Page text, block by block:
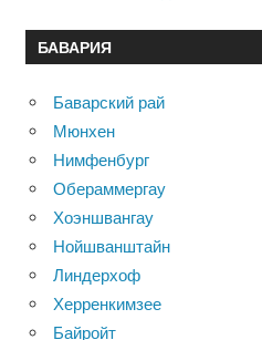
БАВАРИЯ
Баварский рай
Мюнхен
Нимфенбург
Обераммергау
Хоэншвангау
Нойшванштайн
Линдерхоф
Херренкимзее
Байройт